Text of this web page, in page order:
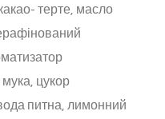
терте, масло
цукор
питна, лимонний